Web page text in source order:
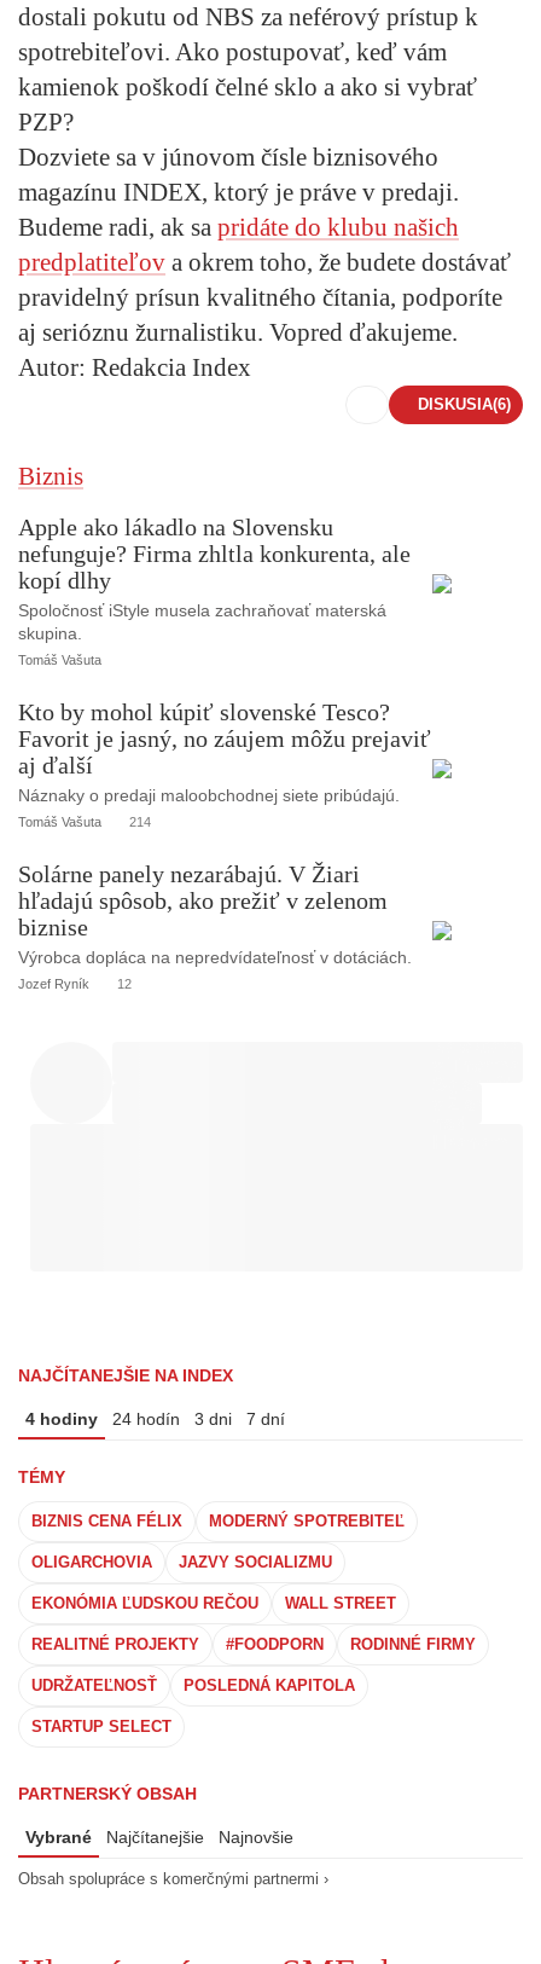
dostali pokutu od NBS za neférový prístup k
spotrebiteľovi. Ako postupovať, keď vám
kamienok poškodí čelné sklo a ako si vybrať
PZP?
Dozviete sa v júnovom čísle biznisového
magazínu INDEX, ktorý je práve v predaji.
Budeme radi, ak sa pridáte do klubu našich
predplatiteľov a okrem toho, že budete dostávať
pravidelný prísun kvalitného čítania, podporíte
aj serióznu žurnalistiku. Vopred ďakujeme.
Autor: Redakcia Index
DISKUSIA(6)
Biznis
Apple ako lákadlo na Slovensku
nefunguje? Firma zhltla konkurenta, ale
kopí dlhy
Spoločnosť iStyle musela zachraňovať materská
skupina.
Tomáš Vašuta
Kto by mohol kúpiť slovenské Tesco?
Favorit je jasný, no záujem môžu prejaviť
aj ďalší
Náznaky o predaji maloobchodnej siete pribúdajú.
Tomáš Vašuta 214
Solárne panely nezarábajú. V Žiari
hľadajú spôsob, ako prežiť v zelenom
biznise
Výrobca dopláca na nepredvídateľnosť v dotáciách.
Jozef Ryník 12
NAJČÍTANEJŠIE NA INDEX
4 hodiny 24 hodín 3 dni 7 dní
TÉMY
BIZNIS CENA FÉLIX MODERNÝ SPOTREBITEĽ
OLIGARCHOVIA JAZVY SOCIALIZMU
EKONÓMIA ĽUDSKOU REČOU WALL STREET
REALITNÉ PROJEKTY #FOODPORN RODINNÉ FIRMY
UDRŽATEĽNOSŤ POSLEDNÁ KAPITOLA
STARTUP SELECT
PARTNERSKÝ OBSAH
Vybrané Najčítanejšie Najnovšie
Obsah spolupráce s komerčnými partnermi ›